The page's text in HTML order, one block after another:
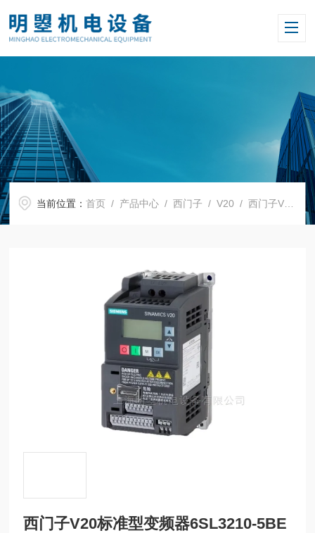
当前位置：首页 / 产品中心 /西门子 /V20 / 西门子V20标准型变频器6SL3210-5BE31-8UV0
西门子V20标准型变频器6SL3210-5BE